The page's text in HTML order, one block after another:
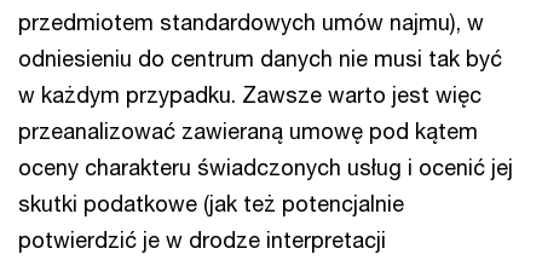
przedmiotem standardowych umów najmu), w
odniesieniu do centrum danych nie musi tak być
w każdym przypadku. Zawsze warto jest więc
przeanalizować zawieraną umowę pod kątem
oceny charakteru świadczonych usług i ocenić jej
skutki podatkowe (jak też potencjalnie
potwierdzić je w drodze interpretacji